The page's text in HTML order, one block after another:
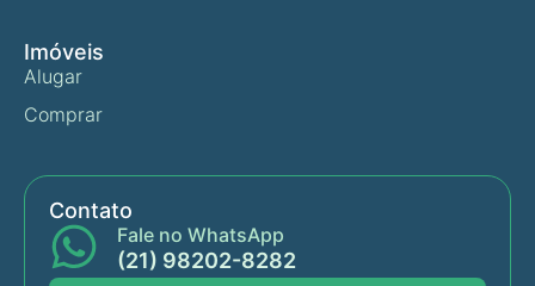
Imóveis
Alugar
Comprar
Contato
Fale no WhatsApp
(21) 98202-8282